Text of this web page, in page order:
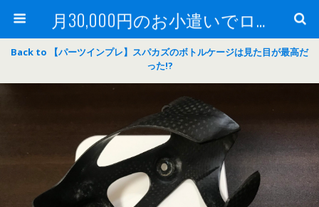
月30,000円のお小遣いでロードバイク
Back to 【パーツインプレ】スパカズのボトルケージは見た目が最高だ
った!?